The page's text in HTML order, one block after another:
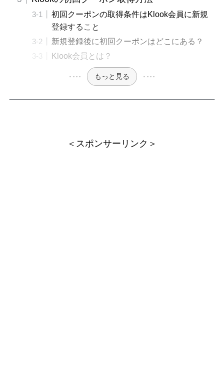
初回クーポンの取得条件はKlook会員に新規
登録すること
新規登録後に初回クーポンはどこにある？
Klook会員とは？
もっと見る
＜スポンサーリンク＞